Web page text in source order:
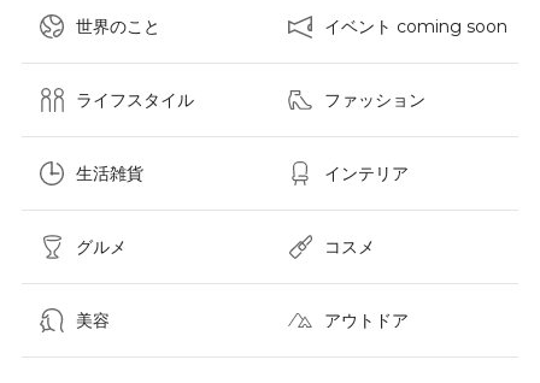
世界のこと イベント coming soon
ライフスタイル ファッション
生活雑貨 インテリア
グルメ コスメ​
美容 アウトドア